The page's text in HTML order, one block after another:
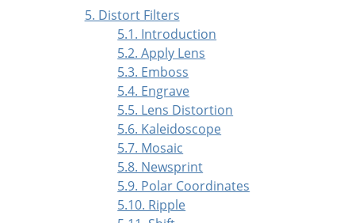
5. Distort Filters
5.1. Introduction
5.2. Apply Lens
5.3. Emboss
5.4. Engrave
5.5. Lens Distortion
5.6. Kaleidoscope
5.7. Mosaic
5.8. Newsprint
5.9. Polar Coordinates
5.10. Ripple